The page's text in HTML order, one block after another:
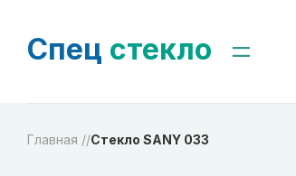
Спец стекло
Главная //Стекло SANY 033